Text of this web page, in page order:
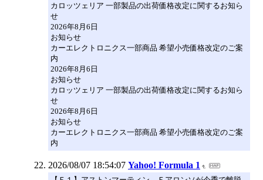
カロッツェリア 一部製品の出荷価格改定に関するお知ら
せ
2026年8月6日
お知らせ
カーエレクトロニクス一部商品 希望小売価格改定のご案
内
2026年8月6日
お知らせ
カロッツェリア 一部製品の出荷価格改定に関するお知ら
せ
2026年8月6日
お知らせ
カーエレクトロニクス一部商品 希望小売価格改定のご案
内
2026/08/07 18:54:07 Yahoo! Formula 1